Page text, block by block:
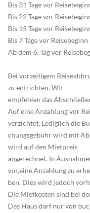
Bis 31 Tage vor
Bis 22 Tage vor
Bis 15 Tage vor
Bis 7 Tage vor Reisebeginn
Ab dem 6. Tag vor
Bei vorzeitigem
zu entrichten. Wir
empfehlen das
Auf eine Anzahlung vor
verzichtet. Lediglich die
chungsgebühr wird mit
wird auf den Mietpreis
angerechnet. In
vor,eine Anzahlung zu
ben. Dies wird jedoch
Die Mietkosten sind bei
Das Haus darf nur von